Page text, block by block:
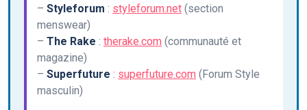
– Styleforum : styleforum.net (section
menswear)
– The Rake : therake.com (communauté et
magazine)
– Superfuture : superfuture.com (Forum Style
masculin)